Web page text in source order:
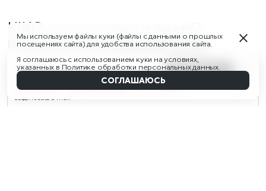
1 490 ₽ В КОРЗИНУ
Авторизуйтесьилизарегистрируйтесьи получите бонусы!
KIKO
Подпишитесь на нашу рассылку!
И получите скидку 350 ₽ на первый заказ от 3 500 ₽, а также
доступ к ограниченным распродажам и новостям бренда
Наверх
Мы используем файлы куки (файлы с данными о прошлых
посещениях сайта) для удобства использования сайта.
Я соглашаюсь с использованием куки на условиях,
указанных в Политике обработки персональных данных.
СОГЛАШАЮСЬ